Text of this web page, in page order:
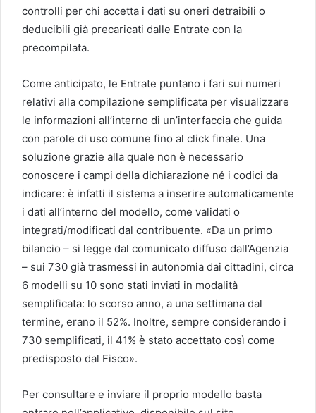
controlli per chi accetta i dati su oneri detraibili o
deducibili già precaricati dalle Entrate con la
precompilata.
Come anticipato, le Entrate puntano i fari sui numeri
relativi alla compilazione semplificata per visualizzare
le informazioni all’interno di un’interfaccia che guida
con parole di uso comune fino al click finale. Una
soluzione grazie alla quale non è necessario
conoscere i campi della dichiarazione né i codici da
indicare: è infatti il sistema a inserire automaticamente
i dati all’interno del modello, come validati o
integrati/modificati dal contribuente. «Da un primo
bilancio – si legge dal comunicato diffuso dall’Agenzia
– sui 730 già trasmessi in autonomia dai cittadini, circa
6 modelli su 10 sono stati inviati in modalità
semplificata: lo scorso anno, a una settimana dal
termine, erano il 52%. Inoltre, sempre considerando i
730 semplificati, il 41% è stato accettato così come
predisposto dal Fisco».
Per consultare e inviare il proprio modello basta